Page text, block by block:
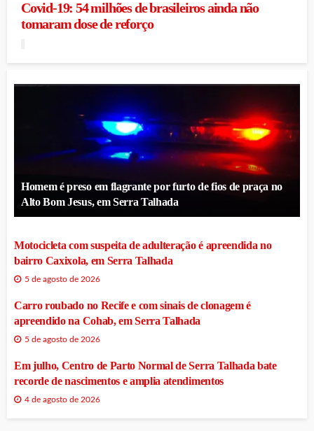
Covid-19: 54 milhões de brasileiros ainda não
tomaram dose de reforço
Homem é preso em flagrante por furto de fios de praça no
Alto Bom Jesus, em Serra Talhada
Motocicleta com suspeita de adulteração é apreendida no
bairro Caxixola, em Serra Talhada
5 de agosto de 2026
Carro roubado no Recife e com sinais de clonagem é
apreendido na Cohab, em Serra Talhada
5 de agosto de 2026
Em julho, Centro de Parto Normal de Serra Talhada bate
recorde de nascimentos e amplia atendimentos
4 de agosto de 2026